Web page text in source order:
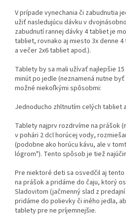
V prípade vynechania či zabudnutia
užiť nasledujúcu dávku v
zabudnutí rannej dávky 4 tabliet je
tabliet, rovnako aj miesto 3x denne
a večer 2x6 tabliet apod.).
Tablety by sa mali užívať najlepšie
minút po jedle (neznamená nutne
možné niekoľkými spôsobmi:
Jednoducho zhltnutím celých tabliet
Tablety najprv rozdrvíme na prášok
v pohári 2 dcl horúcej vody,
(podobne ako horúcu kávu, ale v
lógrom"). Tento spôsob je tiež
Pre niektoré deti sa osvedčil aj
na prášok a pridáme do čaju, ktorý
Sladovitom (jačmenný slad z
pridáme do polievky či iného jedla,
tablety pre ne príjemnejšie.